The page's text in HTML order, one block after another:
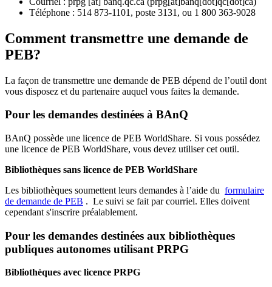
Téléphone : 514 873-1101, poste 3131, ou 1 800 363-9028
Comment transmettre une demande de
PEB?
La façon de transmettre une demande de PEB dépend de l’outil dont
vous disposez et du partenaire auquel vous faites la demande.
Pour les demandes destinées à BAnQ
BAnQ possède une licence de PEB WorldShare. Si vous possédez
une licence de PEB WorldShare, vous devez utiliser cet outil.
Bibliothèques sans licence de PEB WorldShare
Les bibliothèques soumettent leurs demandes à l’aide du formulaire
de demande de PEB . Le suivi se fait par courriel. Elles doivent
cependant s'inscrire préalablement.
Pour les demandes destinées aux bibliothèques
publiques autonomes utilisant PRPG
Bibliothèques avec licence PRPG